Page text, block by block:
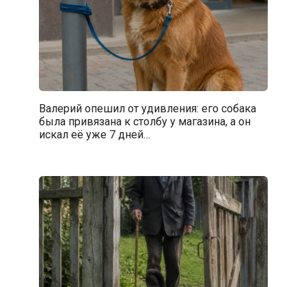
Валерий опешил от удивления: его собака
была привязана к столбу у магазина, а он
искал её уже 7 дней…